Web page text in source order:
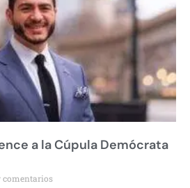
a la Cúpula Demócrata
comentarios